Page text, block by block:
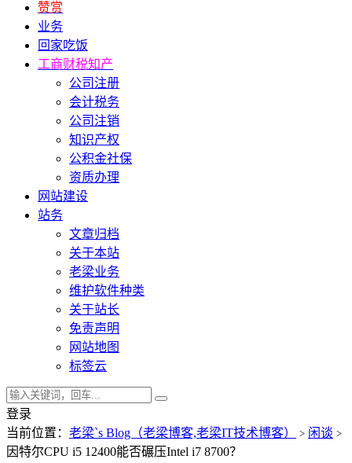
赞赏
业务
回家吃饭
工商财税知产
公司注册
会计税务
公司注销
知识产权
公积金社保
资质办理
网站建设
站务
文章归档
关于本站
老梁业务
维护软件种类
关于站长
免责声明
网站地图
标签云
登录
当前位置： 老梁`s Blog（老梁博客,老梁IT技术博客） > 闲谈 >
因特尔CPU i5 12400能否碾压Intel i7 8700？